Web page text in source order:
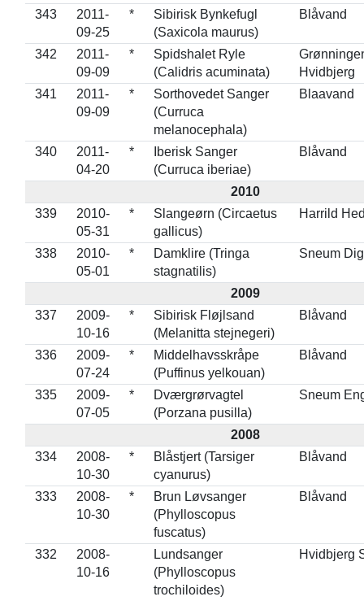
343
2011-
09-25
*
Sibirisk Bynkefugl
(Saxicola maurus)
Blåvand
342
2011-
09-09
*
Spidshalet Ryle
(Calidris acuminata)
Hvidbjerg
341
2011-
09-09
*
Sorthovedet Sanger
(Curruca
melanocephala)
Blaavand
340
2011-
04-20
*
Iberisk Sanger
(Curruca iberiae)
Blåvand
2010
339
2010-
05-31
*
Slangeørn (Circaetus
gallicus)
Harrild
338
2010-
05-01
*
Damklire (Tringa
stagnatilis)
Sneum
2009
337
2009-
10-16
*
Sibirisk Fløjlsand
(Melanitta stejnegeri)
Blåvand
336
2009-
07-24
*
Middelhavsskråpe
(Puffinus yelkouan)
Blåvand
335
2009-
07-05
*
Dværgrørvagtel
(Porzana pusilla)
Sneum
2008
334
2008-
10-30
*
Blåstjert (Tarsiger
cyanurus)
Blåvand
333
2008-
10-30
*
Brun Løvsanger
(Phylloscopus
fuscatus)
Blåvand
332
2008-
10-16
Lundsanger
(Phylloscopus
trochiloides)
Hvidbjerg